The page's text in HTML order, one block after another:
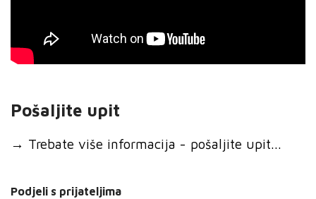
Pošaljite upit
→ Trebate više informacija - pošaljite upit...
Podjeli s prijateljima